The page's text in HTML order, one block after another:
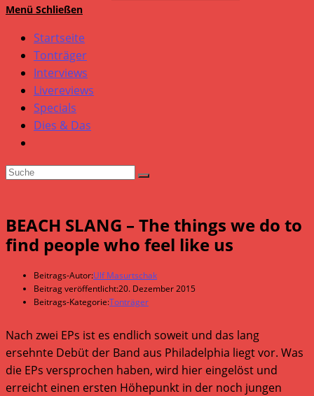
Menü Schließen
Startseite
Tonträger
Interviews
Livereviews
Specials
Dies & Das
BEACH SLANG – The things we do to
find people who feel like us
Beitrags-Autor:Ulf Masurtschak
Beitrag veröffentlicht:20. Dezember 2015
Beitrags-Kategorie:Tonträger
Nach zwei EPs ist es endlich soweit und das lang
ersehnte Debüt der Band aus Philadelphia liegt vor. Was
die EPs versprochen haben, wird hier eingelöst und
erreicht einen ersten Höhepunkt in der noch jungen